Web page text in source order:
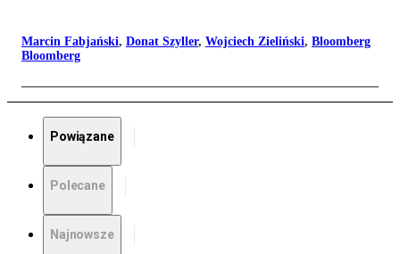
Marcin Fabjański, Donat Szyller, Wojciech Zieliński, Bloomberg
Bloomberg
Powiązane
Polecane
Najnowsze